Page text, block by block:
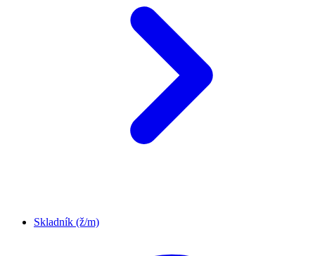
Skladník (ž/m)